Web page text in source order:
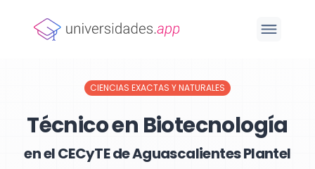
CIENCIAS EXACTAS Y NATURALES
Técnico en Biotecnología
en el CECyTE de Aguascalientes Plantel